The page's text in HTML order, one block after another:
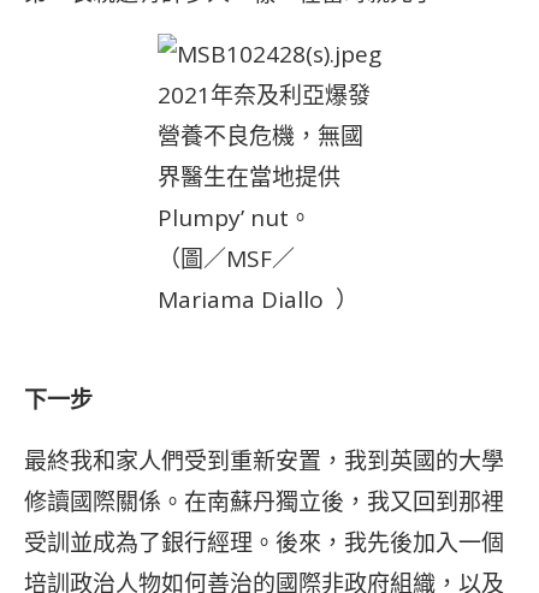
2021年奈及利亞爆發
營養不良危機，無國
界醫生在當地提供
Plumpy’ nut。
（圖／MSF／
Mariama Diallo ）
下一步
最終我和家人們受到重新安置，我到英國的大學
修讀國際關係。在南蘇丹獨立後，我又回到那裡
受訓並成為了銀行經理。後來，我先後加入一個
培訓政治人物如何善治的國際非政府組織，以及